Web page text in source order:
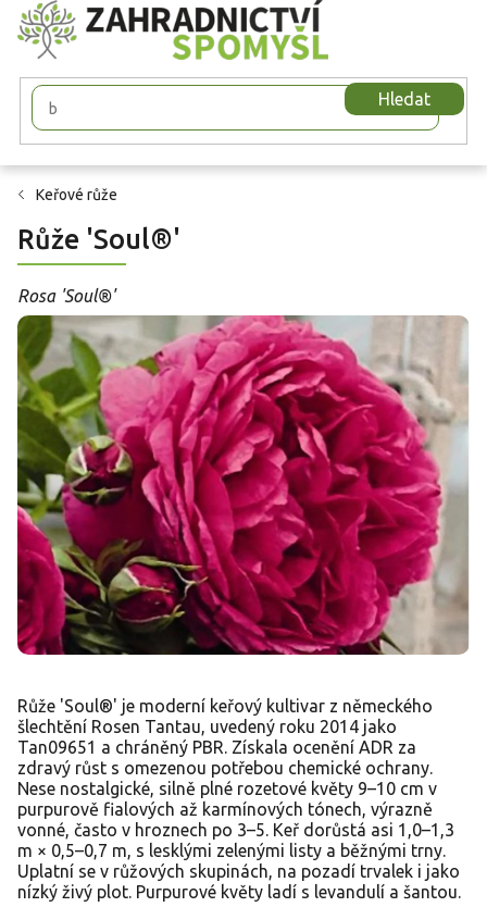
Přejít
na
obsah
Hledat
Keřové růže
Růže 'Soul®'
Rosa 'Soul®'
Růže 'Soul®' je moderní keřový kultivar z německého
šlechtění Rosen Tantau, uvedený roku 2014 jako
Tan09651 a chráněný PBR. Získala ocenění ADR za
zdravý růst s omezenou potřebou chemické ochrany.
Nese nostalgické, silně plné rozetové květy 9–10 cm v
purpurově fialových až karmínových tónech, výrazně
vonné, často v hroznech po 3–5. Keř dorůstá asi 1,0–1,3
m × 0,5–0,7 m, s lesklými zelenými listy a běžnými trny.
Uplatní se v růžových skupinách, na pozadí trvalek i jako
nízký živý plot. Purpurové květy ladí s levandulí a šantou.